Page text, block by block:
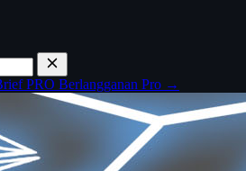
PRO Berlangganan Pro →